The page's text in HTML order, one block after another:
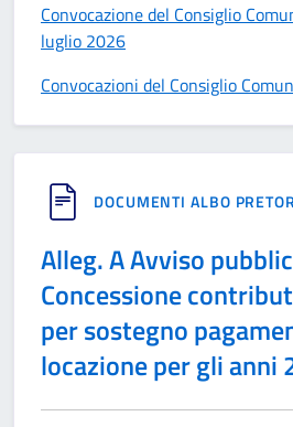
Convocazione del Consiglio
luglio 2026
Convocazioni del Consiglio
DOCUMENTI ALBO
Alleg. A Avviso
Concessione
per sostegno
locazione per gli anni